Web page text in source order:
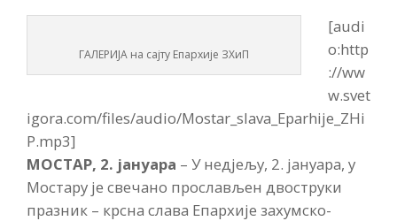
ГАЛЕРИЈА на сајту Епархије ЗХиП
[audi
o:http
://ww
w.svet
igora.com/files/audio/Mostar_slava_Eparhije_ZHi
P.mp3]
МОСТАР, 2. јануара – У недјељу, 2. јануара, у
Мостару је свечано прослављен двоструки
празник – крсна слава Епархије захумско-